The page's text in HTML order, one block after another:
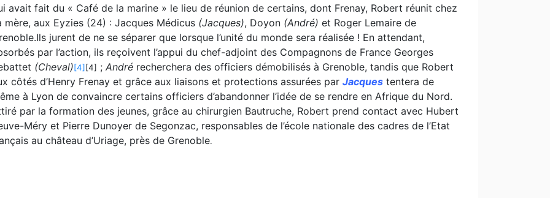
avait fait du « Café de la marine » le lieu de réunion de certains, dont Frenay, Robert réunit chez
mère, aux Eyzies (24) : Jacques Médicus (Jacques), Doyon (André) et Roger Lemaire de
jurent de ne se séparer que lorsque l’unité du monde sera réalisée ! En attendant,
par l’action, ils reçoivent l’appui du chef-adjoint des Compagnons de France Georges
(Cheval)[4] [4] ; André recherchera des officiers démobilisés à Grenoble, tandis que Robert
côtés d’Henry Frenay et grâce aux liaisons et protections assurées par Jacques tentera de
à Lyon de convaincre certains officiers d’abandonner l’idée de se rendre en Afrique du Nord.
par la formation des jeunes, grâce au chirurgien Bautruche, Robert prend contact avec Hubert
Méry et Pierre Dunoyer de Segonzac, responsables de l’école nationale des cadres de l’Etat
au château d’Uriage, près de Grenoble.